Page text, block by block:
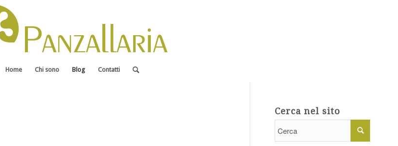
Home Chi sono Blog Contatti
Cerca nel sito